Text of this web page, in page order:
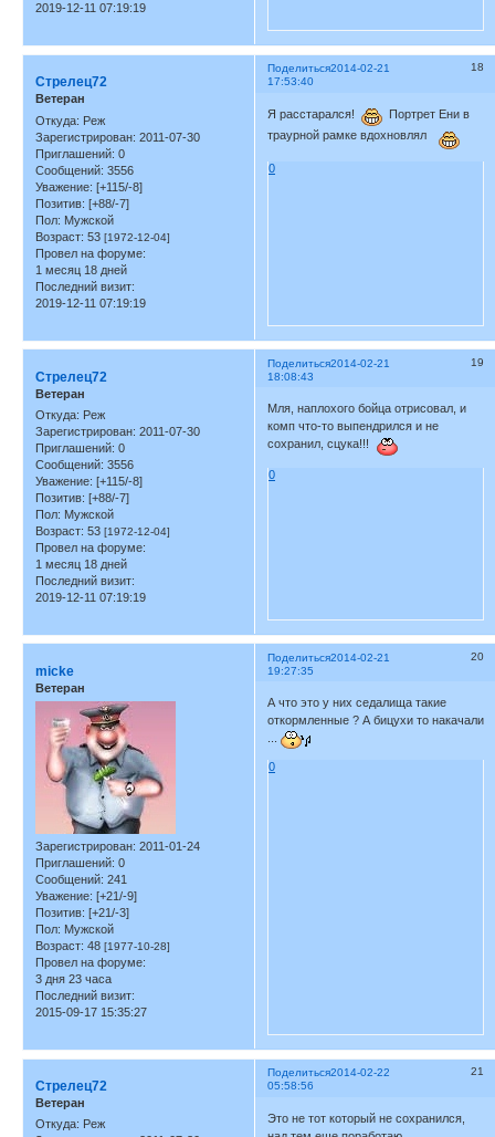
2019-12-11 07:19:19
Поделиться 18
2014-02-21
17:53:40
Стрелец72
Ветеран
Откуда: Реж
Зарегистрирован: 2011-07-30
Приглашений: 0
Сообщений: 3556
Уважение: [+115/-8]
Позитив: [+88/-7]
Пол: Мужской
Возраст: 53 [1972-12-04]
Провел на форуме:
1 месяц 18 дней
Последний визит:
2019-12-11 07:19:19
Я расстарался!
Портрет Ени в
траурной рамке вдохновлял
0
Поделиться 19
2014-02-21
18:08:43
Стрелец72
Ветеран
Откуда: Реж
Зарегистрирован: 2011-07-30
Приглашений: 0
Сообщений: 3556
Уважение: [+115/-8]
Позитив: [+88/-7]
Пол: Мужской
Возраст: 53 [1972-12-04]
Провел на форуме:
1 месяц 18 дней
Последний визит:
2019-12-11 07:19:19
Мля, наплохого бойца отрисовал, и
комп что-то выпендрился и не
сохранил, сцука!!!
0
Поделиться 20
2014-02-21
19:27:35
micke
Ветеран
Зарегистрирован: 2011-01-24
Приглашений: 0
Сообщений: 241
Уважение: [+21/-9]
Позитив: [+21/-3]
Пол: Мужской
Возраст: 48 [1977-10-28]
Провел на форуме:
3 дня 23 часа
Последний визит:
2015-09-17 15:35:27
А что это у них седалища такие
откормленные ? А бицухи то накачали
...
0
Поделиться 21
2014-02-22
05:58:56
Стрелец72
Ветеран
Откуда: Реж
Это не тот который не сохранился,